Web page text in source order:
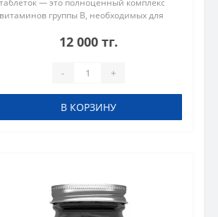
таблеток — это полноценный комплекс
витаминов группы В, необходимых для
улучшения мозговой активности и..
12 000 тг.
- +
В КОРЗИНУ